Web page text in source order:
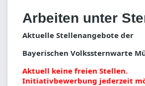
Arbeiten unter
Aktuelle Stellenangebote der
Bayerischen Volkssternwarte
Aktuell keine freien Stellen.
Initiativbewerbung jederzeit